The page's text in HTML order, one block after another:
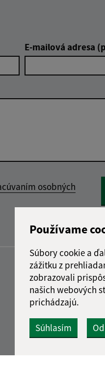
Používame
Súbory cookie a
zážitku z
zobrazovali
našich webových
prichádzajú.
Súhlasím
E-mailová adresa
osobných